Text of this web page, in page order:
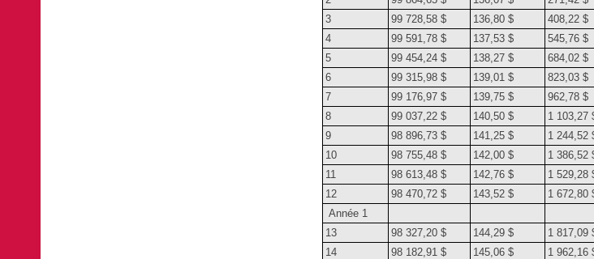
3
99 728,58 $ 136,80 $ 408,22 $
4
99 591,78 $ 137,53 $ 545,76 $
5
99 454,24 $ 138,27 $ 684,02 $
6
99 315,98 $ 139,01 $ 823,03 $
7
99 176,97 $ 139,75 $ 962,78 $
8
99 037,22 $ 140,50 $ 1 103,27
9
98 896,73 $ 141,25 $ 1 244,52
10
98 755,48 $ 142,00 $ 1 386,52
11
98 613,48 $ 142,76 $ 1 529,28
12
98 470,72 $ 143,52 $ 1 672,80
Année 1
13
98 327,20 $ 144,29 $ 1 817,09
14
98 182,91 $ 145,06 $ 1 962,16